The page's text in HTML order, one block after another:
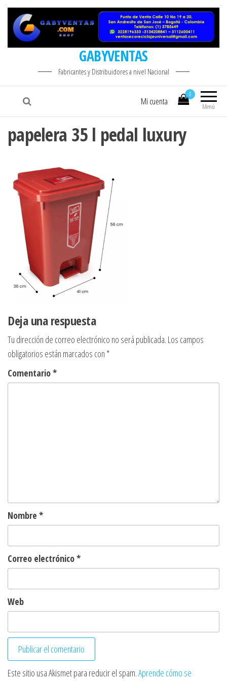
GABYVENTAS
Fabricantes y Distribuidores a nivel Nacional
Menú
0
Mi cuenta
papelera 35 l pedal luxury
Deja una respuesta
Tu dirección de correo electrónico no será publicada. Los campos
obligatorios están marcados con *
Comentario*
Nombre *
Correo electrónico*
Web
Este sitio usa Akismet para reducir el spam.Aprende cómo se